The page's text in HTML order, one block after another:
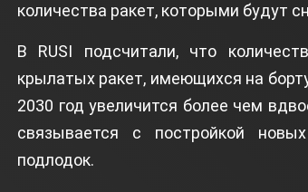
количества ракет, которыми будут
В RUSI подсчитали, что
крылатых ракет, имеющихся на
2030 год увеличится более чем
связывается с постройкой
подлодок.